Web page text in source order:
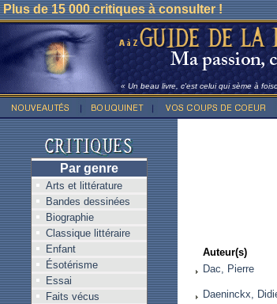
Plus de 15 000 critiques à consulter !
« Un beau livre, c'est celui qui sème à
Par genre
Arts et littérature
Bandes dessinées
Biographie
Classique littéraire
Enfant
Ésotérisme
Essai
Faits vécus
Auteur(s)
Dac, Pierre
Daeninckx,